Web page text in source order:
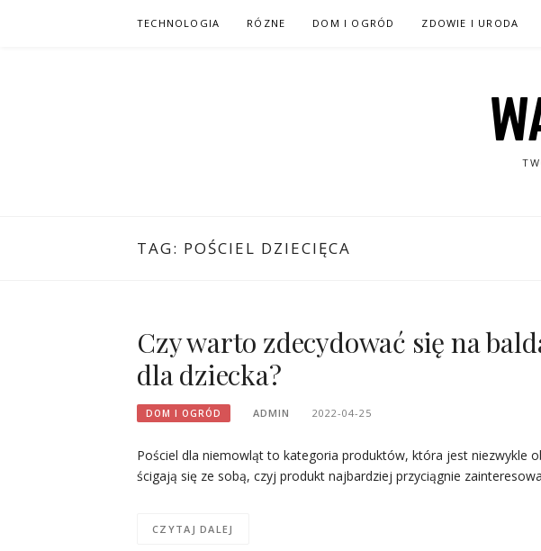
TECHNOLOGIA RÓZNE DOM I OGRÓD ZDOWIE I URODA
TAG: POŚCIEL DZIECIĘCA
Czy warto zdecydować się na
dla dziecka?
DOM I OGRÓD ADMIN 2022-04-25
Pościel dla niemowląt to kategoria produktów, która jest niezwykle
ścigają się ze sobą, czyj produkt najbardziej przyciągnie
CZYTAJ DALEJ